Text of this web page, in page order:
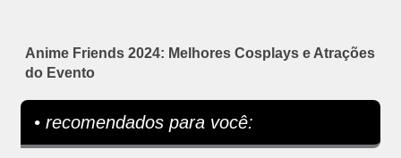
Anime Friends 2024: Melhores Cosplays e Atrações
do Evento
• recomendados para você: